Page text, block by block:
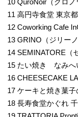
10 QuroNoir（クロ
11 高円寺食堂 東京
12 Coworking Cafe
13 GRINO（ジリー
14 SEMINATORE（
15 たい焼き なみへ
16 CHEESECAKE
17 ケーキと焼き菓
18 長寿食堂かぐれ